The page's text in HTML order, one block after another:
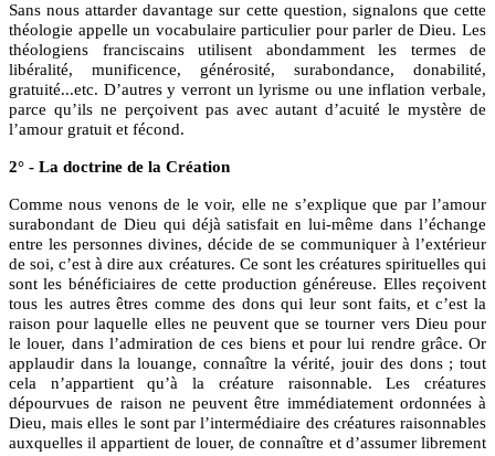
Sans nous attarder davantage sur cette question, signalons que cette
théologie appelle un vocabulaire particulier pour parler de Dieu. Les
théologiens franciscains utilisent abondamment les termes de
libéralité, munificence, générosité, surabondance, donabilité,
gratuité...etc. D’autres y verront un lyrisme ou une inflation verbale,
parce qu’ils ne perçoivent pas avec autant d’acuité le mystère de
l’amour gratuit et fécond.
2° - La doctrine de la Création
Comme nous venons de le voir, elle ne s’explique que par l’amour
surabondant de Dieu qui déjà satisfait en lui-même dans l’échange
entre les personnes divines, décide de se communiquer à l’extérieur
de soi, c’est à dire aux créatures. Ce sont les créatures spirituelles qui
sont les bénéficiaires de cette production généreuse. Elles reçoivent
tous les autres êtres comme des dons qui leur sont faits, et c’est la
raison pour laquelle elles ne peuvent que se tourner vers Dieu pour
le louer, dans l’admiration de ces biens et pour lui rendre grâce. Or
applaudir dans la louange, connaître la vérité, jouir des dons ; tout
cela n’appartient qu’à la créature raisonnable. Les créatures
dépourvues de raison ne peuvent être immédiatement ordonnées à
Dieu, mais elles le sont par l’intermédiaire des créatures raisonnables
auxquelles il appartient de louer, de connaître et d’assumer librement